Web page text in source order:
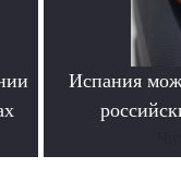
Испания